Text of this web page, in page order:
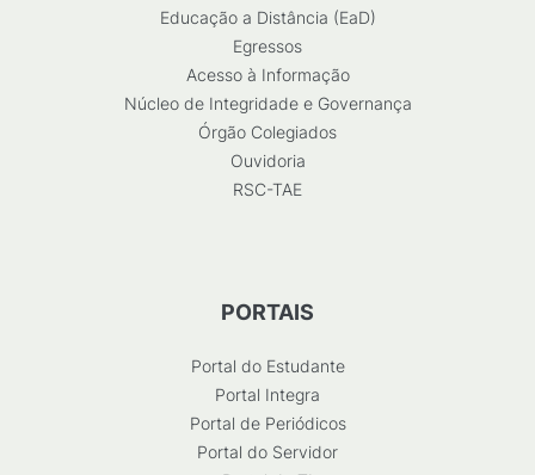
Educação a Distância (EaD)
Egressos
Acesso à Informação
Núcleo de Integridade e Governança
Órgão Colegiados
Ouvidoria
RSC-TAE
PORTAIS
Portal do Estudante
Portal Integra
Portal de Periódicos
Portal do Servidor